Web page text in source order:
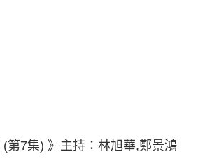
(第7集) 》主持：林旭華,鄭景鴻